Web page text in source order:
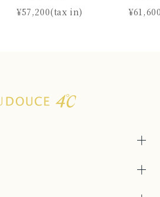
¥57,200(tax in)